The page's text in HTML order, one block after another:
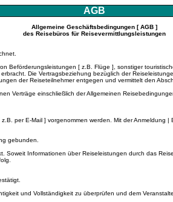
AGB
Allgemeine Geschäftsbedingungen [ AGB ]
des Reisebüros für Reisevermittlungsleistungen
Beförderungsleistungen [ z.B. Flüge ], sonstiger
Die Vertragsbeziehung bezüglich der
der Reiseteilnehmer entgegen und vermittelt den
Verträge einschließlich der Allgemeinen
per E-Mail ] vorgenommen werden. Mit der
gebunden.
Informationen über Reiseleistungen durch das
und Vollständigkeit zu überprüfen und dem